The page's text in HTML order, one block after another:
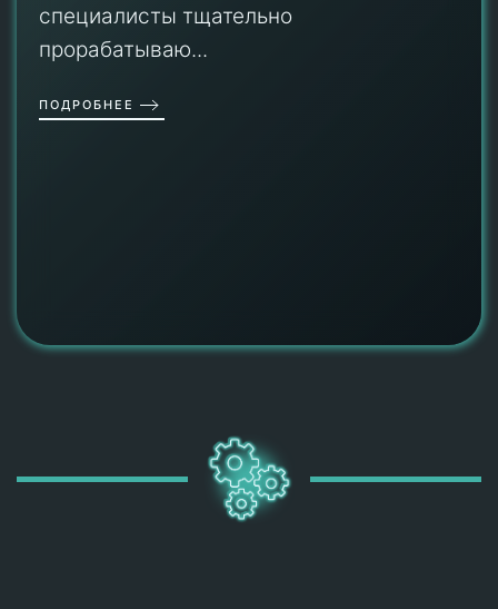
специалисты тщательно
прорабатываю...
ПОДРОБНЕЕ